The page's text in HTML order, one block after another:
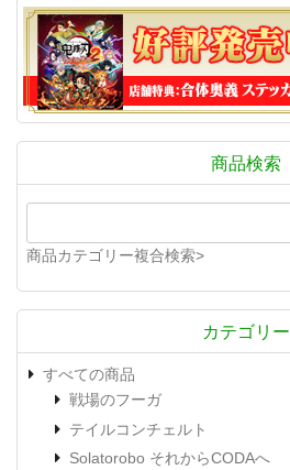
商品検索
商品カテゴリー複合検索>
カテゴリー
すべての商品
戦場のフーガ
テイルコンチェルト
Solatorobo それからCODAへ